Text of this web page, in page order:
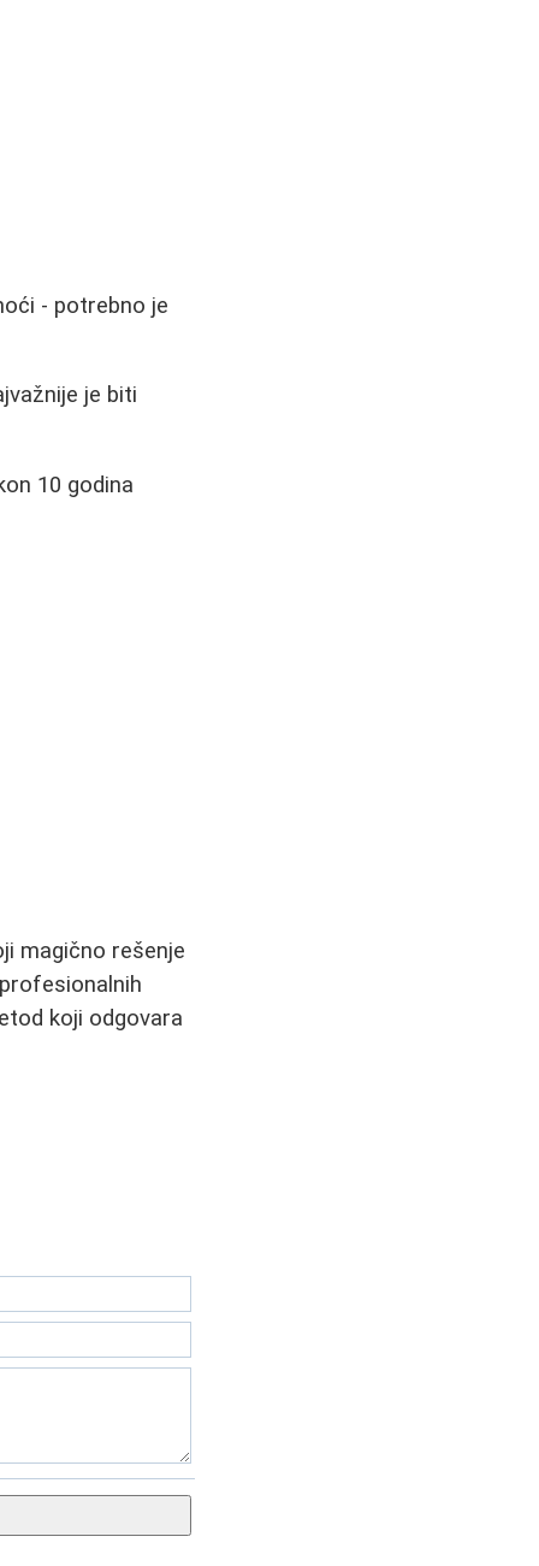
- potrebno je
je biti
10 godina
magično rešenje
koji odgovara